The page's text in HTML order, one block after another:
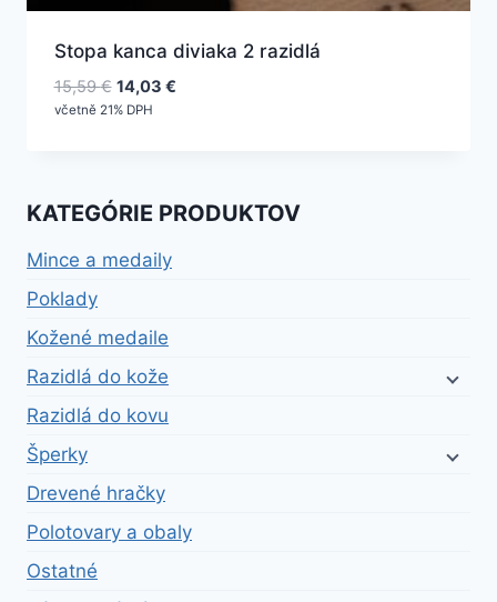
Stopa kanca diviaka 2 razidlá
15,59€ Pôvodná
cena
14,03 €Aktuálna
včetně 21% DPH
KATEGÓRIE PRODUKTOV
Mince a medaily
Poklady
Kožené medaile
Razidlá do kože
Razidlá do kovu
Šperky
Drevené hračky
Polotovary a obaly
Ostatné